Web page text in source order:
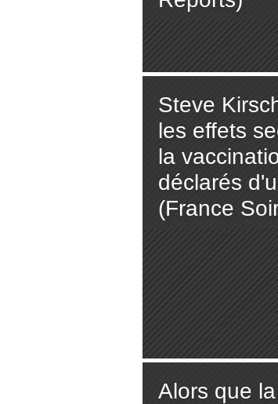
Steve
les effets
la
déclarés
(France
Alors que